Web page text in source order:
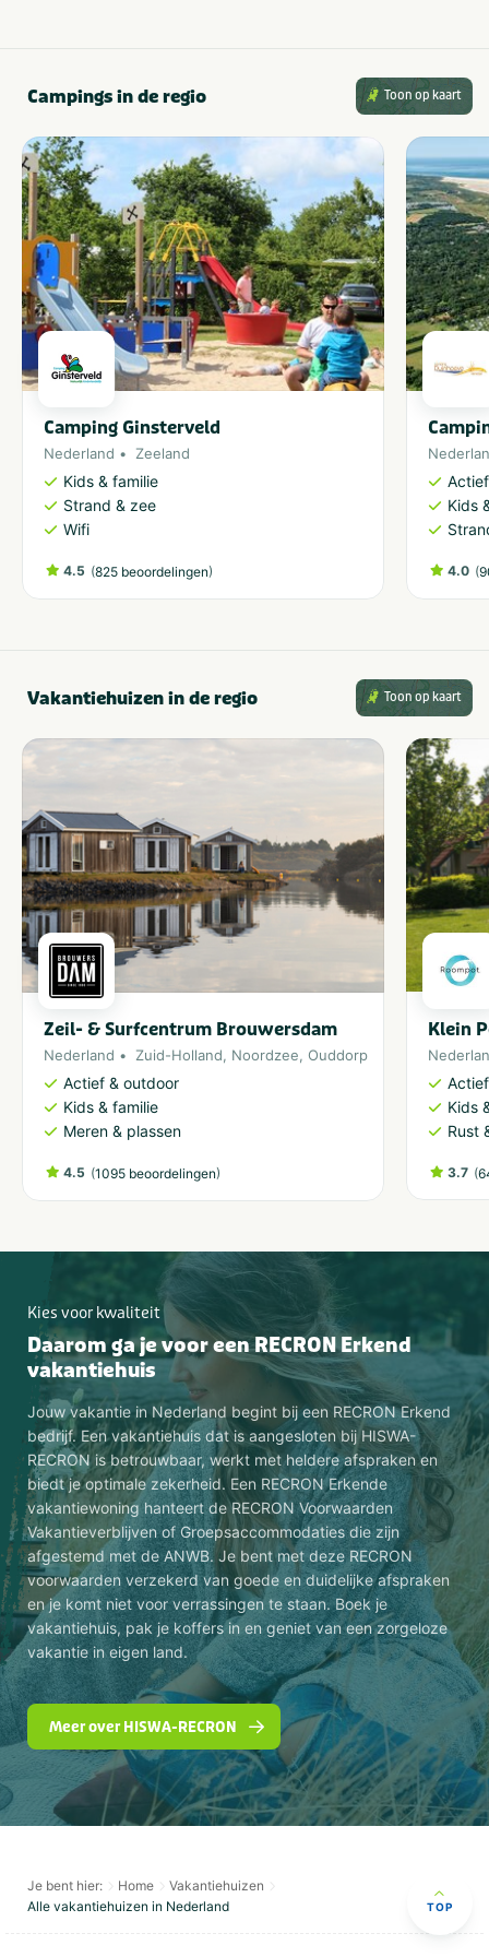
Campings in de regio Toon op kaart
Camping Ginsterveld
Nederland Zeeland
Kids & familie
Strand & zee
Wifi
4.5 (825 beoordelingen)
Kids
4.0 (
Vakantiehuizen in de regio Toon op kaart
Zeil- & Surfcentrum Brouwersdam
Nederland Zuid-Holland, Noordzee, Ouddorp
Actief & outdoor
Kids & familie
Meren & plassen
4.5 (1095 beoordelingen)
Klein
Kids
Rust
3.7 (
Kies voor kwaliteit
Daarom ga je voor een RECRON Erkend
vakantiehuis
Jouw vakantie in Nederland begint bij een RECRON Erkend
bedrijf. Een vakantiehuis dat is aangesloten bij HISWA-
RECRON is betrouwbaar, werkt met heldere afspraken en
biedt je optimale zekerheid. Een RECRON Erkende
vakantiewoning hanteert de RECRON Voorwaarden
Vakantieverblijven of Groepsaccommodaties die zijn
afgestemd met de ANWB. Je bent met deze RECRON
voorwaarden verzekerd van goede en duidelijke afspraken
en je komt niet voor verrassingen te staan. Boek je
vakantiehuis, pak je koffers in en geniet van een zorgeloze
vakantie in eigen land.
Meer over HISWA-RECRON
Je bent hier: Home
Vakantiehuizen
Alle vakantiehuizen in Nederland
TOP